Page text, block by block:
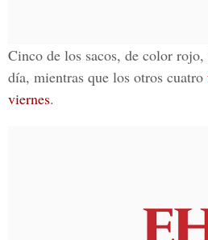
Cinco de los sacos, de color
día, mientras que los otros cuatro
viernes.